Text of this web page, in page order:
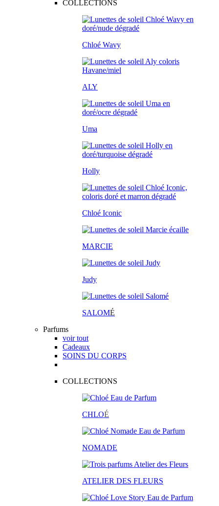
COLLECTIONS
Chloé Wavy
ALY
Uma
Holly
Chloé Iconic
MARCIE
Judy
SALOMÉ
Parfums
voir tout
Cadeaux
SOINS DU CORPS
COLLECTIONS
CHLOÉ
NOMADE
ATELIER DES FLEURS